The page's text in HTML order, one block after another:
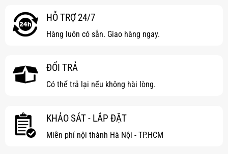
HỖ TRỢ 24/7
Hàng luôn có sẵn. Giao hàng ngay.
ĐỔI TRẢ
Có thể trả lại nếu không hài lòng.
KHẢO SÁT - LẮP ĐẶT
Miễn phí nội thành Hà Nội - TP.HCM